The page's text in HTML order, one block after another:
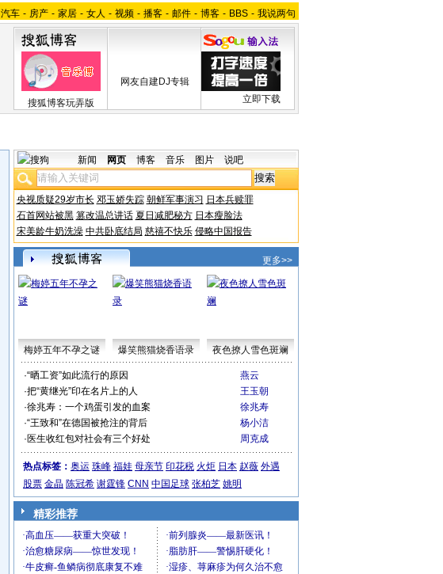
汽车 - 房产 - 家居 - 女人 - 视频 - 播客 - 邮件 - 博客 - BBS - 我说两句
搜狐博客玩弄版
网友自建DJ专辑
立即下载
新闻 网页 博客 音乐 图片 说吧
央视质疑29岁市长 邓玉娇失踪 朝鲜军事演习 日本兵赎罪
石首网站被黑 篡改温总讲话 夏日减肥秘方 日本瘦脸法
宋美龄牛奶洗澡 中共卧底结局 慈禧不快乐 侵略中国报告
更多>>
梅婷五年不孕之谜 爆笑熊猫烧香语录 夜色撩人雪色斑斓
·“晒工资”如此流行的原因
燕云
·把“黄继光”印在名片上的人
王玉朝
·徐兆寿：一个鸡蛋引发的血案
徐兆寿
·“王致和”在德国被抢注的背后
杨小洁
· 医生收红包对社会有三个好处 周克成
热点标签： 奥运 珠峰 福娃 母亲节 印花税 火炬 日本 赵薇 外遇
股票 金晶 陈冠希 谢霆锋 CNN 中国足球 张柏芝 姚明
精彩推荐